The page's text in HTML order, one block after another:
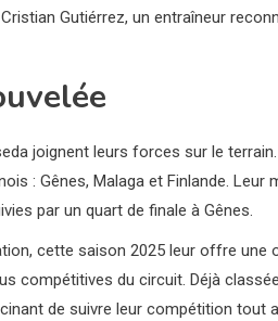
Gutiérrez, un entraîneur
joignent leurs forces sur le
: Gênes, Malaga et Finlande. Leur
par un quart de finale à Gênes.
cette saison 2025 leur offre une
compétitives du circuit. Déjà
de suivre leur compétition tout